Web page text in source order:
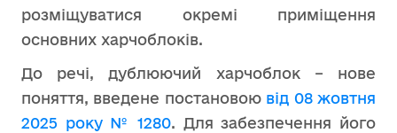
розміщуватися окремі приміщення
основних харчоблоків.
До речі, дублюючий харчоблок – нове
поняття, введене постановою від 08 жовтня
2025 року № 1280. Для забезпечення його